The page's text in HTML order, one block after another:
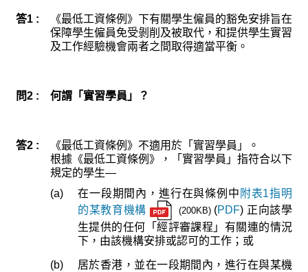
答1 :
《最低工資條例》下有關學生僱員的豁免安排旨在
保障學生僱員免受剝削及被取代，和提供學生實習
及工作經驗機會兩者之間取得適當平衡。
問2 : 何謂「實習學員」？
答2 :
《最低工資條例》不適用於「實習學員」。
根據《最低工資條例》，「實習學員」指符合以下
規定的學生—
(a)
在一段期間內，進行在與條例中 附表1指明
的某教育機構
(200KB) (PDF) 正向該學
生提供的任何「經評審課程」有關連的情況
下，由該機構安排或認可的工作；或
(b)
居於香港，並在一段期間內，進行在與某機